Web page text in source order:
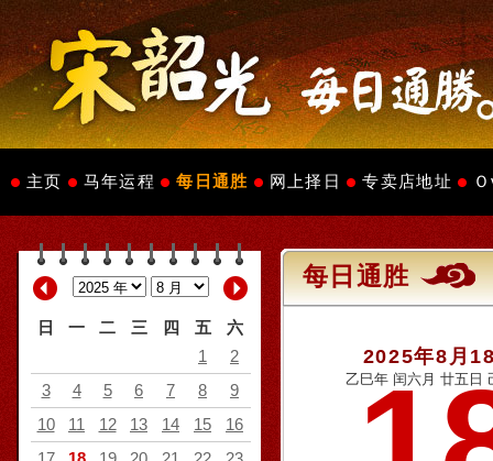
主页 马年运程 每日通胜 网上择日 专卖店地址
日 一 二 三 四 五
六
1
2
3
4 5 6 7 8
9
10
11 12 13 14 15
16
每日通胜
2025年8月
乙巳年 闰六月 廿五日